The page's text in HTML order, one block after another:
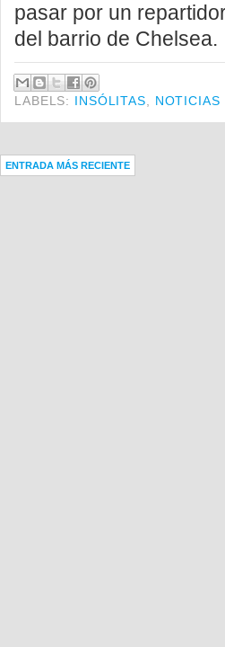
pasar por un
del barrio de Chelsea.
LABELS: INSÓLITAS NOTICIAS
ENTRADA MÁS RECIENTE